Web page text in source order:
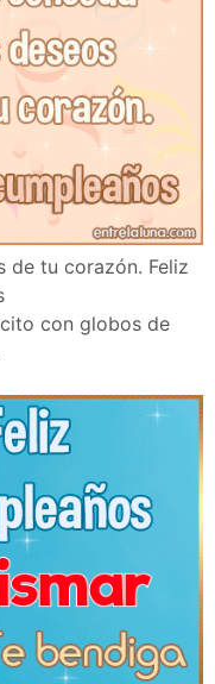
de tu corazón. Feliz
con globos de